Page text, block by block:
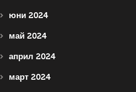
юни 2024
май 2024
април 2024
март 2024